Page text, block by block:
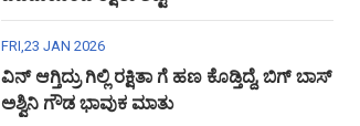
FRI,23 JAN 2026
ವಿನ್ ಆಗ್ತಿದ್ರು ಗಿಲ್ಲಿ ರಕ್ಷಿತಾ ಗೆ ಹಣ ಕೊಡ್ತಿದ್ದೆ, ಬಿಗ್ ಬಾಸ್
ಅಶ್ವಿನಿ ಗೌಡ ಭಾವುಕ ಮಾತು